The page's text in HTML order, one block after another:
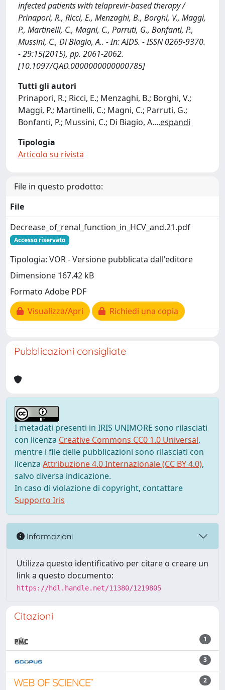
infected patients with telaprevir-based therapy /
Prinapori, R., Ricci, E., Menzaghi, B., Borghi, V., Maggi,
P., Martinelli, C., Magni, C., Parruti, G., Bonfanti, P.,
Mussini, C., Di Biagio, A.. - In: AIDS. - ISSN 0269-9370.
- 29:15(2015), pp. 2061-2062.
[10.1097/QAD.0000000000000785]
Tutti gli autori
Prinapori, R.; Ricci, E.; Menzaghi, B.; Borghi, V.;
Maggi, P.; Martinelli, C.; Magni, C.; Parruti, G.;
Bonfanti, P.; Mussini, C.; Di Biagio, A....espandi
Tipologia
Articolo su rivista
File in questo prodotto:
File
Decrease_of_renal_function_in_HCV_and.21.pdf
Accesso riservato
Tipologia: VOR - Versione pubblicata dall'editore
Dimensione 167.42 kB
Formato Adobe PDF
Visualizza/Apri
Richiedi una copia
Pubblicazioni consigliate
I metadati presenti in IRIS UNIMORE sono rilasciati
con licenza Creative Commons CC0 1.0 Universal,
mentre i file delle pubblicazioni sono rilasciati con
licenza Attribuzione 4.0 Internazionale (CC BY 4.0),
salvo diversa indicazione.
In caso di violazione di copyright, contattare
Supporto Iris
Informazioni
Utilizza questo identificativo per citare o creare un
link a questo documento:
https://hdl.handle.net/11380/1219805
Citazioni
1
3
2